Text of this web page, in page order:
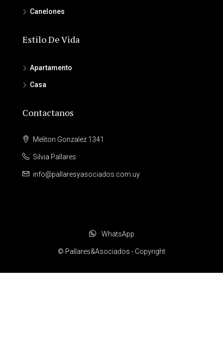
Canelones
Estilo De Vida
Apartamento
Casa
Contactanos
Meliton Gonzalez 1341
Silvia Pallares
info@pallaresyasociados.com.uy
WhatsApp
© Pallares&Asociados - Copyright